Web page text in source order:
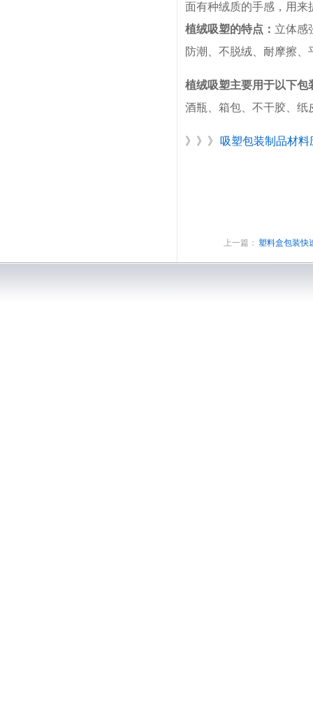
面有种绒质的手感，用来
植绒吸塑的特点： 立体感
防潮、不脱绒、耐摩擦、
植绒吸塑主要用于以下包
酒瓶、箱包、不干胶、纸
》》》 吸塑包装制品材料
上一篇： 塑料盒包装快